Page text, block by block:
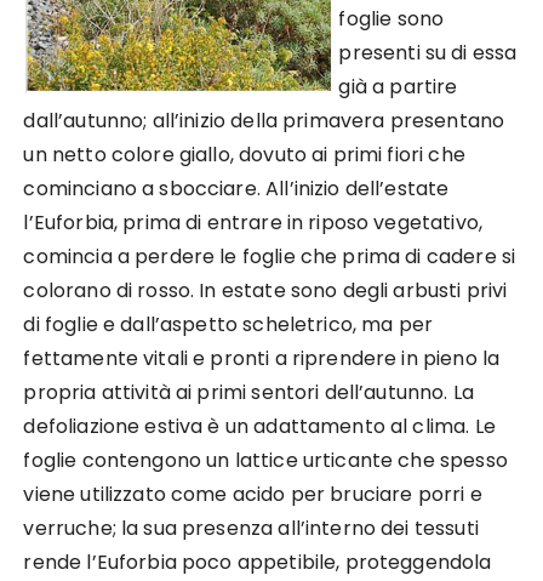
foglie sono
presenti su di essa
già a partire
dall’autunno; all’inizio della primavera presentano
un netto colore giallo, dovuto ai primi fiori che
cominciano a sbocciare. All’inizio dell’estate
l’Euforbia, prima di entrare in riposo vegetativo,
comincia a perdere le foglie che prima di cadere si
colorano di rosso. In estate sono degli arbusti privi
di foglie e dall’aspetto scheletrico, ma per
fettamente vitali e pronti a riprendere in pieno la
propria attività ai primi sentori dell’autunno. La
defoliazione estiva è un adattamento al clima. Le
foglie contengono un lattice urticante che spesso
viene utilizzato come acido per bruciare porri e
verruche; la sua presenza all’interno dei tessuti
rende l’Euforbia poco appetibile, proteggendola